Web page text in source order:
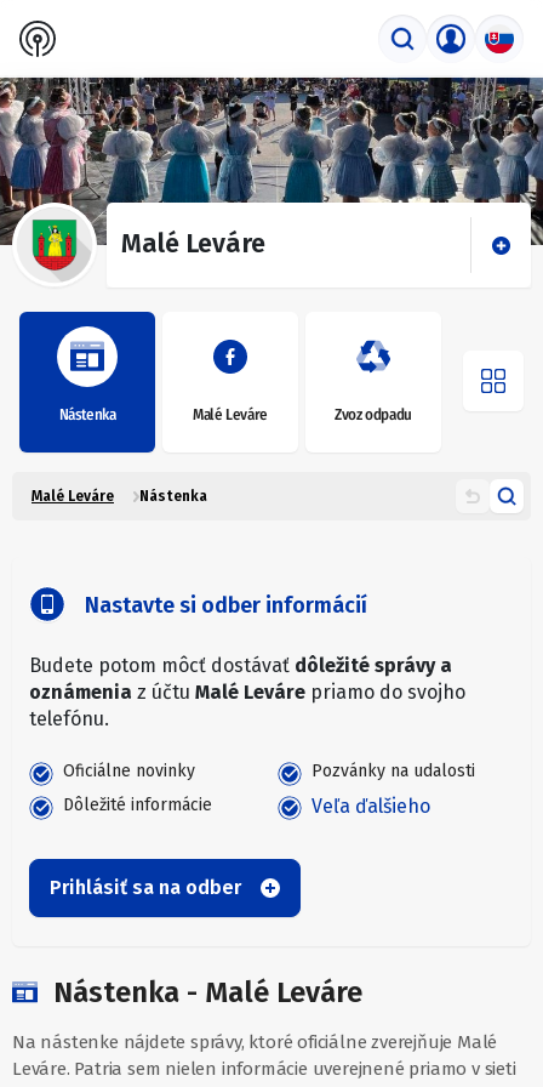
Malé Leváre
Nástenka Malé Leváre Zvoz odpadu
Malé Leváre Nástenka
Nastavte si odber informácií
Budete potom môcť dostávať dôležité správy a
oznámenia z účtu Malé Leváre priamo do svojho
telefónu.
Oficiálne novinky
Dôležité informácie
Pozvánky na udalosti
Veľa ďalšieho
Prihlásiť sa na odber
Nástenka - Malé Leváre
Na nástenke nájdete správy, ktoré oficiálne zverejňuje Malé
Leváre. Patria sem nielen informácie uverejnené priamo v sieti